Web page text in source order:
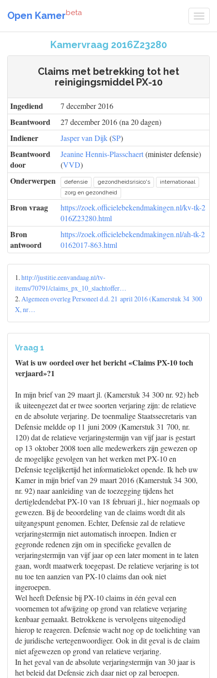
Open Kamerbeta
Kamervraag 2016Z23280
Claims met betrekking tot het
reinigingsmiddel PX-10
Ingediend 7 december 2016
Beantwoord 27 december 2016 (na 20 dagen)
Indiener Jasper van Dijk(SP)
Beantwoord
door
Jeanine Hennis-Plasschaert(minister defensie)
(VVD)
Onderwerpen defensie gezondheidsrisico's
internationaal
zorg en gezondheid
Bron vraag
https://zoek.officielebekendmakingen.nl/kv-tk-2
016Z23280.html
Bron
antwoord
https://zoek.officielebekendmakingen.nl/ah-tk-2
0162017-863.html
1.http://justitie.eenvandaag.nl/tv-
items/70791/claims_px_10_slachtoffer…
2.Algemeen overleg Personeel d.d. 21 april 2016 (Kamerstuk 34 300
X, nr…
Vraag 1
Wat is uw oordeel over het bericht «Claims PX-10 toch
verjaard»?1
In mijn brief van 29 maart jl. (Kamerstuk 34 300 nr. 92) heb
ik uiteengezet dat er twee soorten verjaring zijn: de relatieve
en de absolute verjaring. De toenmalige Staatssecretaris van
Defensie meldde op 11 juni 2009 (Kamerstuk 31 700, nr.
120) dat de relatieve verjaringstermijn van vijf jaar is gestart
op 13 oktober 2008 toen alle medewerkers zijn gewezen op
de mogelijke gevolgen van het werken met PX-10 en
Defensie tegelijkertijd het informatieloket opende. Ik heb uw
Kamer in mijn brief van 29 maart 2016 (Kamerstuk 34 300,
nr. 92) naar aanleiding van de toezegging tijdens het
dertigledendebat PX-10 van 18 februari jl., hier nogmaals op
gewezen. Bij de beoordeling van de claims wordt dit als
uitgangspunt genomen. Echter, Defensie zal de relatieve
verjaringstermijn niet automatisch inroepen. Indien er
gegronde redenen zijn om in specifieke gevallen de
verjaringstermijn van vijf jaar op een later moment in te laten
gaan, wordt maatwerk toegepast. De relatieve verjaring is tot
nu toe ten aanzien van PX-10 claims dan ook niet
ingeroepen.
Wel heeft Defensie bij PX-10 claims in één geval een
voornemen tot afwijzing op grond van relatieve verjaring
kenbaar gemaakt. Betrokkene is vervolgens uitgenodigd
hierop te reageren. Defensie wacht nog op de toelichting van
de juridische vertegenwoordiger. Ook in dit geval is de claim
niet afgewezen op grond van relatieve verjaring.
In het geval van de absolute verjaringstermijn van 30 jaar is
het beleid dat Defensie zich daar niet op zal beroepen.